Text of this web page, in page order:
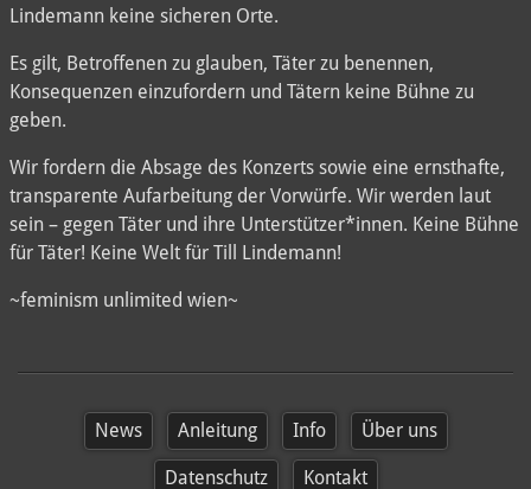
Lindemann keine sicheren Orte.
Es gilt, Betroffenen zu glauben, Täter zu benennen,
Konsequenzen einzufordern und Tätern keine Bühne zu
geben.
Wir fordern die Absage des Konzerts sowie eine ernsthafte,
transparente Aufarbeitung der Vorwürfe. Wir werden laut
sein – gegen Täter und ihre Unterstützer*innen. Keine Bühne
für Täter! Keine Welt für Till Lindemann!
~feminism unlimited wien~
News Anleitung Info Über uns
Datenschutz Kontakt